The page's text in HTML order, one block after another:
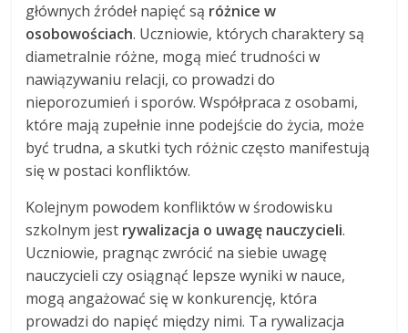
głównych źródeł napięć są różnice w
osobowościach. Uczniowie, których charaktery są
diametralnie różne, mogą mieć trudności w
nawiązywaniu relacji, co prowadzi do
nieporozumień i sporów. Współpraca z osobami,
które mają zupełnie inne podejście do życia, może
być trudna, a skutki tych różnic często manifestują
się w postaci konfliktów.
Kolejnym powodem konfliktów w środowisku
szkolnym jest rywalizacja o uwagę nauczycieli.
Uczniowie, pragnąc zwrócić na siebie uwagę
nauczycieli czy osiągnąć lepsze wyniki w nauce,
mogą angażować się w konkurencję, która
prowadzi do napięć między nimi. Ta rywalizacja